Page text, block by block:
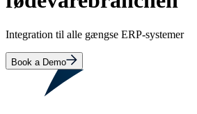
Integration til alle gængse ERP-systemer
Book a Demo